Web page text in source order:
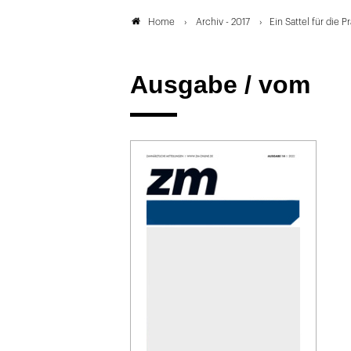
Home Archiv - 2017 Ein Sattel für die
Ausgabe / vom